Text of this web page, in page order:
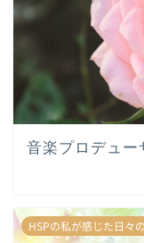
音楽プロデュ
HSPの私が感じた日々